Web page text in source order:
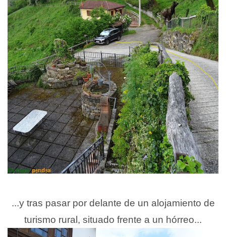
...y tras pasar por delante de un alojamiento de
turismo rural, situado frente a un hórreo...